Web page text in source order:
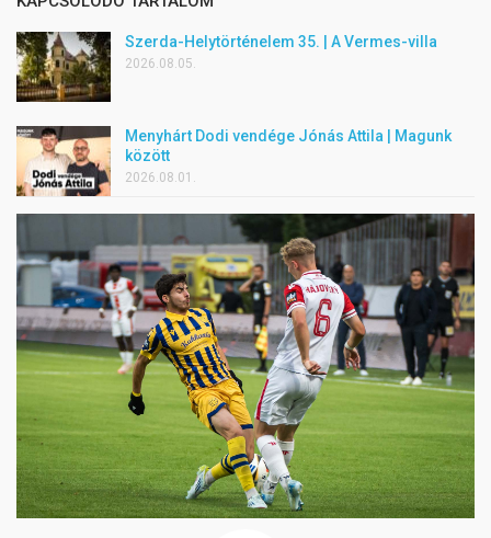
Szerda-Helytörténelem 35. | A Vermes-villa
2026.08.05.
Menyhárt Dodi vendége Jónás Attila | Magunk
között
2026.08.01.